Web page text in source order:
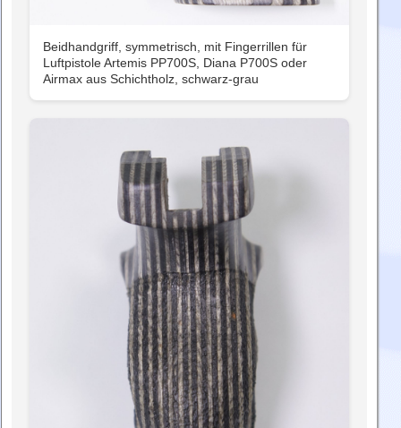
Beidhandgriff, symmetrisch, mit Fingerrillen für
Luftpistole Artemis PP700S, Diana P700S oder
Airmax aus Schichtholz, schwarz-grau